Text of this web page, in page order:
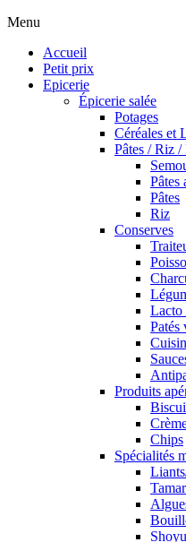
Menu
Accueil
Petit prix
Epicerie
Épicerie salée
Potages
Céréales et
Pâtes / Riz /
Pâtes
Pâtes
Riz
Conserves
Lacto
Patés
Produits
Chips
Spécialités
Shoyu